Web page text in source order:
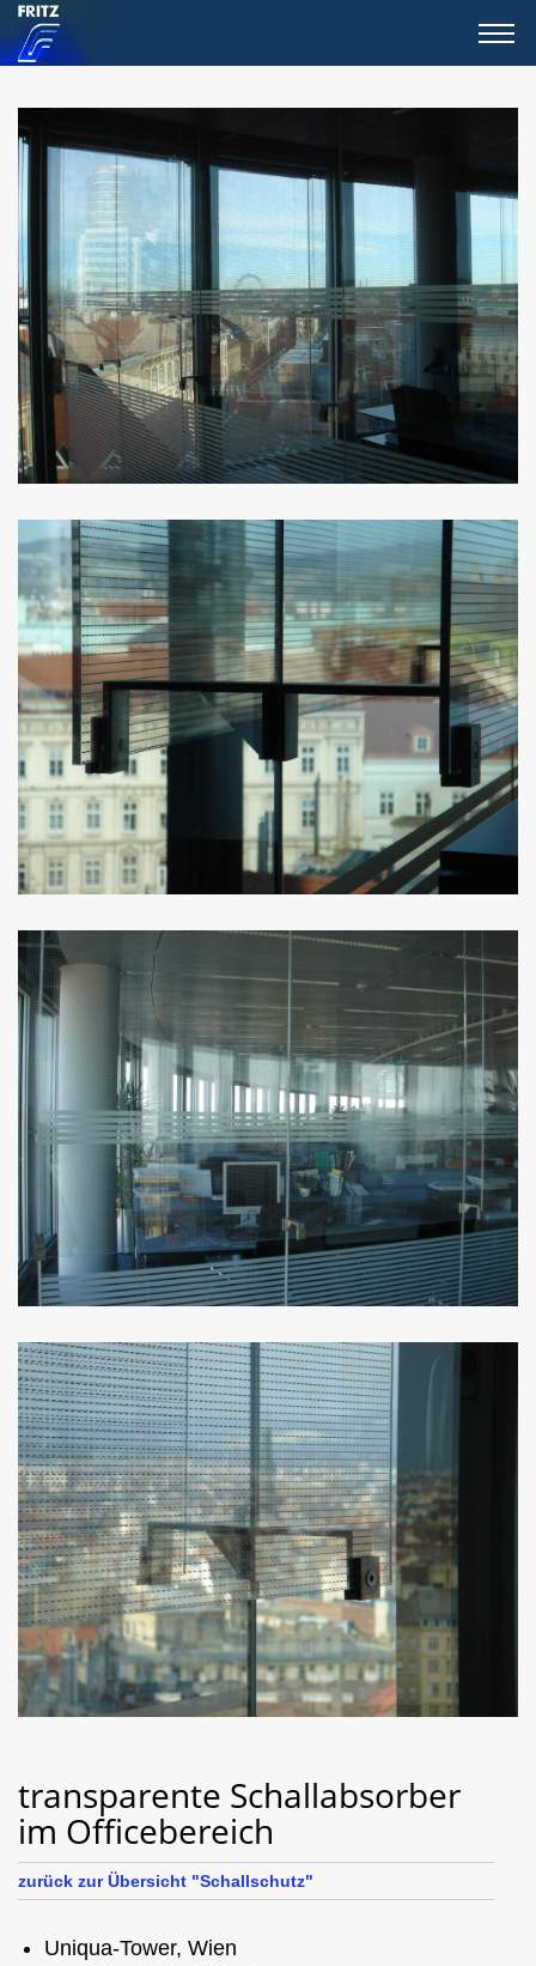
transparente Schallabsorber
im Officebereich
zurück zur Übersicht "Schallschutz"
Uniqua-Tower, Wien